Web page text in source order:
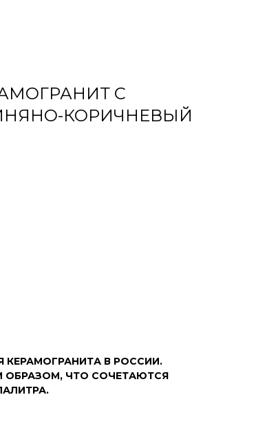
С
КОРИЧНЕВЫЙ
КЕРАМОГРАНИТА В РОССИИ.
ОБРАЗОМ, ЧТО СОЧЕТАЮТСЯ